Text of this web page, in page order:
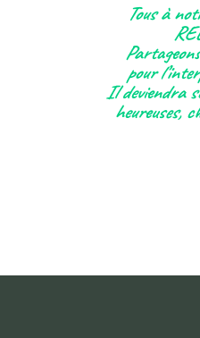
Tous à
pour
Il deviendra
heureuses,